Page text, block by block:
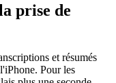
prise de
et résumés
Pour les